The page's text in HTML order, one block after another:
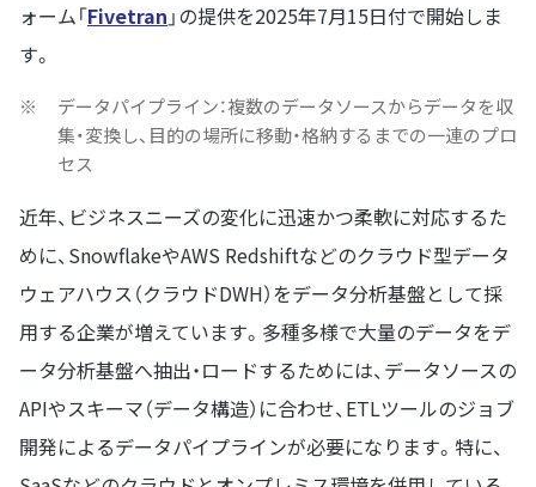
ォーム「Fivetran 」の提供を2025年7月15日付で開始しま
す。
※
データパイプライン：複数のデータソースからデータを収
集・変換し、目的の場所に移動・格納するまでの一連のプロ
セス
近年、ビジネスニーズの変化に迅速かつ柔軟に対応するた
めに、SnowflakeやAWS Redshiftなどのクラウド型データ
ウェアハウス（クラウドDWH）をデータ分析基盤として採
用する企業が増えています。多種多様で大量のデータをデ
ータ分析基盤へ抽出・ロードするためには、データソースの
APIやスキーマ（データ構造）に合わせ、ETLツールのジョブ
開発によるデータパイプラインが必要になります。特に、